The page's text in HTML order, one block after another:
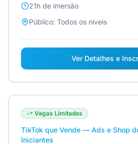
21h de imersão
Público: Todos os níveis
Ver Detalhes e
Vagas Limitadas
TikTok que Vende — Ads e Shop
Iniciantes